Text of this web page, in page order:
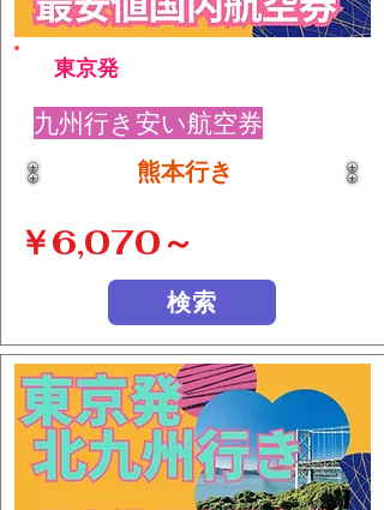
東京発
九州行き安い航空券
熊本行き
￥6,070～
検索